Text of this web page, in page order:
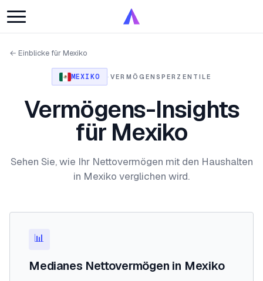
← Einblicke für Mexiko
MEXIKO ·VERMÖGENSPERZENTILE
Vermögens-Insights
für Mexiko
Sehen Sie, wie Ihr Nettovermögen mit den Haushalten
in Mexiko verglichen wird.
📊
Medianes Nettovermögen in Mexiko